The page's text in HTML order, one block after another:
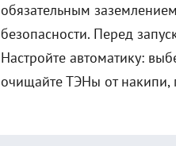
обязательным
безопасности. Перед
Настройте автоматику:
очищайте ТЭНы от накипи,